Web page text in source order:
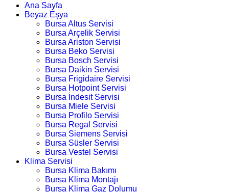
Ana Sayfa
Beyaz Eşya
Bursa Altus Servisi
Bursa Arçelik Servisi
Bursa Ariston Servisi
Bursa Beko Servisi
Bursa Bosch Servisi
Bursa Daikin Servisi
Bursa Frigidaire Servisi
Bursa Hotpoint Servisi
Bursa İndesit Servisi
Bursa Miele Servisi
Bursa Profilo Servisi
Bursa Regal Servisi
Bursa Siemens Servisi
Bursa Süsler Servisi
Bursa Vestel Servisi
Klima Servisi
Bursa Klima Bakımı
Bursa Klima Montajı
Bursa Klima Gaz Dolumu